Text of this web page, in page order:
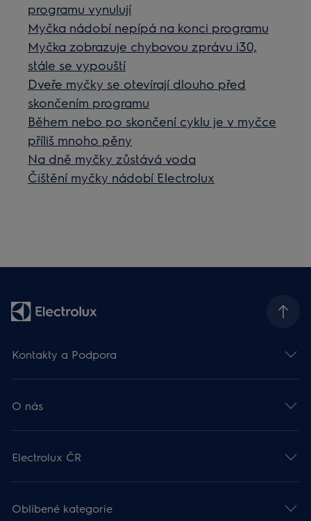
programu vynulují
Myčka nádobí nepípá na konci programu
Myčka zobrazuje chybovou zprávu i30,
stále se vypouští
Dveře myčky se otevírají dlouho před
skončením programu
Během nebo po skončení cyklu je v myčce
příliš mnoho pěny
Na dně myčky zůstává voda
Čištění myčky nádobí Electrolux
Kontakty a Podpora
O nás
Electrolux ČR
Oblíbené kategorie